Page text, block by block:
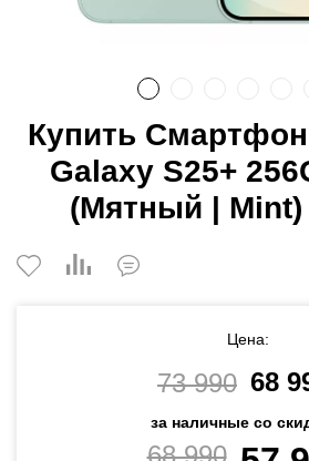
Купить
Galaxy S25+
(Мятный | Mint)
Цена:
73 990 68
за наличные со
68 990